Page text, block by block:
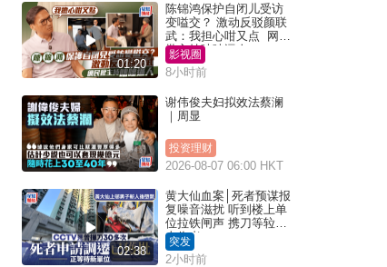
01:20
陈锦鸿保护自闭儿受访
变嗌交？ 激动反驳颜联
武：我担心咁又点 网民
批主持咄咄逼人
影视圈
8小时前
谢伟俊夫妇拟效法蔡澜
｜周显
投资理财
2026-08-07 06:00 HKT
02:38
黄大仙血案│死者预谋报
复噪音滋扰 听到楼上单
位拉铁闸声 携刀等䢂伏
击伤者
突发
2小时前